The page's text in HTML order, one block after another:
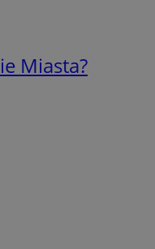
Miasta?